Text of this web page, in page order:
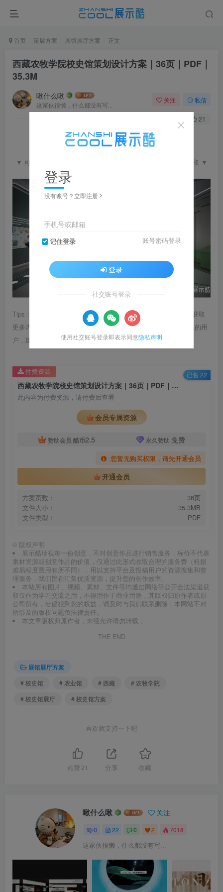
首页 策展方案 展馆展厅方案 正文
西藏农牧学院校史馆策划设计方案｜36页｜PDF｜
35.3M
啾什么啾
这家伙很懒，什么都没有写...
关注 私信
21
▼ 可点击查看完整图片并左右滑动浏览，更多资料在下载区获取 ▼
Tips：1.内容图片或视频可能会有压缩，若文章提供下载服务，获取
更多内容（无展示酷水印）可在下方下载； 2.没有百度网盘会员的用
户，建议用123云盘可获得更快的下载速度。
西藏农牧学院校史馆策划设计方案｜36页｜PDF｜35.3M
此内容为付费资源，请付费后查看
会员专属资源
赞助会员 酷币2.5 永久赞助 免费
您暂无购买权限，请先开通会员
开通会员
方案页数：
36页
文件大小：
35.3MB
文件类型：
PDF
付费资源 已售 22
© 版权声明
展示酷珍视每一份创意，不对创意作品进行销售服务，标价不代表
素材资源或创意作品的价值，仅通过此形式收取合理的服务费（根据
难易程度费用有所不同），用以支持平台及投稿用户的资源搜集和整
理服务，我们旨在汇集优质资源，提升您的创作效率。
本站所有图片、视频、素材、文件等均通过网络等公开合法渠道获
取仅作为学习交流之用，不得用作于商业用途，其版权归原作者或原
公司所有，若侵犯到您的权益，请及时与我们联系删除，本网站不对
所涉及的版权问题负法律责任。
本文章版权归原作者，未经允许请勿转载 。
THE END
展馆展厅方案
# 校史馆
# 农业馆 # 西藏
# 农牧学院
# 校史馆展厅
# 校史馆方案
喜欢就支持一下吧
点赞 21 分享 收藏
啾什么啾 关注
0 22 0 2 7018
这家伙很懒，什么都没有写...
登录
没有账号？立即注册
手机号或邮箱
记住登录 账号密码登录
登录
社交账号登录
使用社交账号登录即表示同意隐私声明